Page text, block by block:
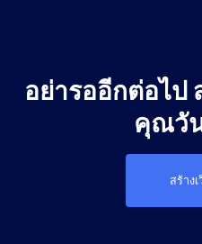
อย่ารออีกต่อไป
คุณวั
สร้าง